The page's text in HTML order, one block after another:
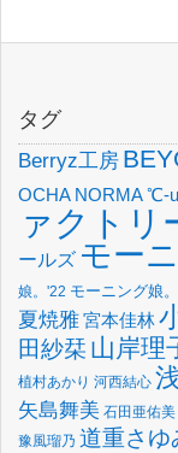
タグ
Berryz工房
OCHA NORMA℃-
ァクトリ
ールズ モー
娘。'22 モーニング娘
夏焼雅宮本佳林
田紗栞 山岸理
植村あかり 河西結心
矢島舞美 石田亜佑美
豫風瑠乃 道重さゆ